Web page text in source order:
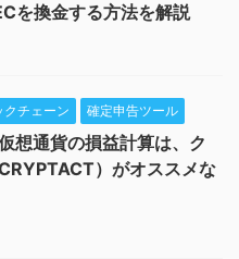
を換金する方法を解説
チェーン 確定申告ツール
想通貨の損益計算は、ク
）がオススメな